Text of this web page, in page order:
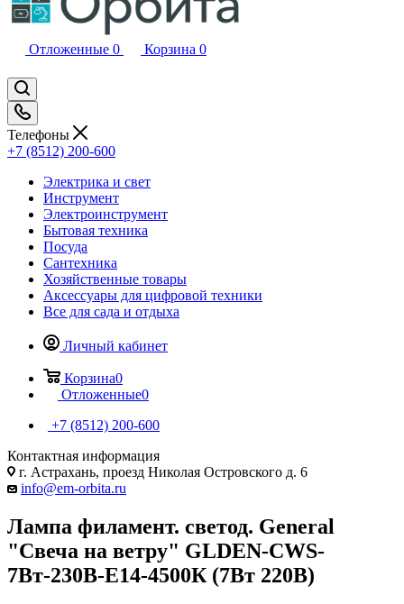
Отложенные 0 Корзина 0
Телефоны
+7 (8512) 200-600
Электрика и свет
Инструмент
Электроинструмент
Бытовая техника
Посуда
Сантехника
Хозяйственные товары
Аксессуары для цифровой техники
Все для сада и отдыха
Личный кабинет
Корзина0
Отложенные0
+7 (8512) 200-600
Контактная информация
г. Астрахань, проезд Николая Островского д. 6
info@em-orbita.ru
Лампа филамент. светод. General
"Свеча на ветру" GLDEN-CWS-
7Вт-230В-E14-4500К (7Вт 220В)